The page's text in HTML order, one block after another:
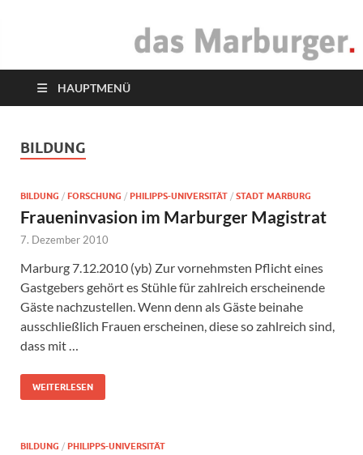
das Marburger.
HAUPTMENÜ
BILDUNG
BILDUNG / FORSCHUNG / PHILIPPS-UNIVERSITÄT / STADT MARBURG
Fraueninvasion im Marburger Magistrat
7. Dezember 2010
Marburg 7.12.2010 (yb) Zur vornehmsten Pflicht eines
Gastgebers gehört es Stühle für zahlreich erscheinende
Gäste nachzustellen. Wenn denn als Gäste beinahe
ausschließlich Frauen erscheinen, diese so zahlreich sind,
dass mit …
WEITERLESEN
BILDUNG / PHILIPPS-UNIVERSITÄT